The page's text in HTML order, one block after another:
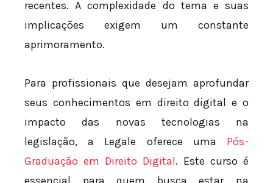
recentes. A complexidade do tema e suas
implicações exigem um constante
aprimoramento.
Para profissionais que desejam aprofundar
seus conhecimentos em direito digital e o
impacto das novas tecnologias na
legislação, a Legale oferece uma Pós-
Graduação em Direito Digital. Este curso é